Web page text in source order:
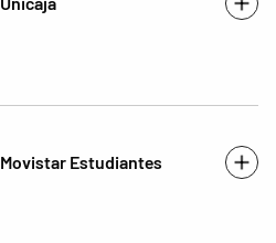
Movistar Estudiantes